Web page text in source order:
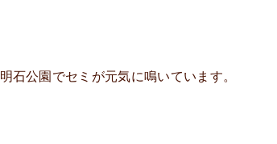
明石公園でセミが元気に鳴いています。